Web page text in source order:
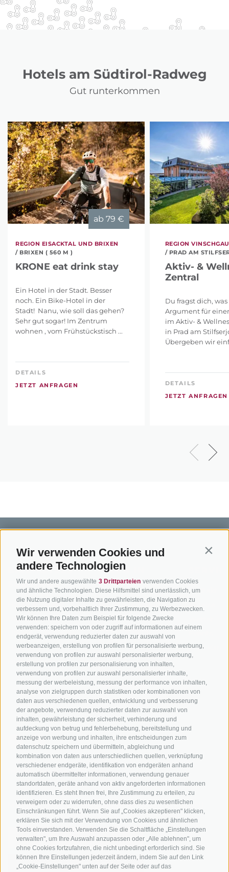
Wir verwenden Cookies und
andere Technologien
Wir und andere ausgewählte 3 Drittparteien verwenden Cookies
und ähnliche Technologien. Diese Hilfsmittel sind unerlässlich, um
die Nutzung digitaler Inhalte zu gewährleisten, die Navigation zu
verbessern und, vorbehaltlich Ihrer Zustimmung, zu Werbezwecken.
Wir können Ihre Daten zum Beispiel für folgende Zwecke
verwenden: speichern von oder zugriff auf informationen auf einem
endgerät, verwendung reduzierter daten zur auswahl von
werbeanzeigen, erstellung von profilen für personalisierte werbung,
verwendung von profilen zur auswahl personalisierter werbung,
erstellung von profilen zur personalisierung von inhalten,
verwendung von profilen zur auswahl personalisierter inhalte,
messung der werbeleistung, messung der performance von inhalten,
analyse von zielgruppen durch statistiken oder kombinationen von
daten aus verschiedenen quellen, entwicklung und verbesserung
der angebote, verwendung reduzierter daten zur auswahl von
inhalten, gewährleistung der sicherheit, verhinderung und
aufdeckung von betrug und fehlerbehebung, bereitstellung und
anzeige von werbung und inhalten, ihre entscheidungen zum
datenschutz speichern und übermitteln, abgleichung und
kombination von daten aus unterschiedlichen quellen, verknüpfung
verschiedener endgeräte, identifikation von endgeräten anhand
automatisch übermittelter informationen, verwendung genauer
standortdaten, geräte anhand von aktiv angeforderten informationen
identifizieren. Es steht Ihnen frei, Ihre Zustimmung zu erteilen, zu
verweigern oder zu widerrufen, ohne dass dies zu wesentlichen
Einschränkungen führt. Wenn Sie auf „Cookies akzeptieren" klicken,
erklären Sie sich mit der Verwendung von Cookies und ähnlichen
Tools einverstanden. Verwenden Sie die Schaltfläche „Einstellungen
verwalten", um Ihre Auswahl anzupassen oder „Alle ablehnen", um
ohne Cookies fortzufahren, die nicht unbedingt erforderlich sind. Sie
können Ihre Einstellungen jederzeit ändern, indem Sie auf den Link
„Cookie-Einstellungen" unten auf der Seite oder auf das
Hotels am Südtirol-Radweg
Gut runterkommen
ab 79 €
REGION EISACKTAL UND BRIXEN
/ BRIXEN ( 560 M )
KRONE eat drink stay
Ein Hotel in der Stadt. Besser
noch. Ein Bike-Hotel in der
Stadt! Nanu, wie soll das gehen?
Sehr gut sogar! Im Zentrum
wohnen , vom Frühstückstisch ...
DETAILS
JETZT ANFRAGEN
REGION VINSCHGAU
/ PRAD AM
Aktiv- &
Zentral
Du fragst dich,
Argument für
im Aktiv- &
in Prad am
Übergeben wir
DETAILS
JETZT ANFRAGEN
BIKEHOTELS
SÜDTIROL
Hotels & Pakete
Urlaubspakete
Unsere Gutscheine
Hot Deals
Bike & Work
BIKEN IN
SÜDTIROL
Mountainbiken in
Südtirol
Rennradfahren in
Südtirol
Radwege in Südtirol
Bikeshops & Verleihe
Bike-Schulen
Tourenzentrale
Kontakt
Anreise
Zum
info@bikehotels.it
MELDE DICH ZU UNSEREM NEWSLETTER AN!
JETZT ANMELDEN